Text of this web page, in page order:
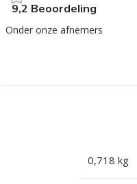
9,2 Beoordeling
Onder onze afnemers
0,718 kg